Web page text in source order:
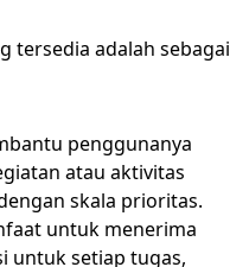
tersedia adalah sebagai
penggunanya
atau aktivitas
skala prioritas.
untuk menerima
untuk setiap tugas,